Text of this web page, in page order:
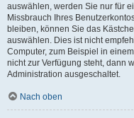
auswählen, werden Sie nur für
Missbrauch Ihres
bleiben, können Sie das
auswählen. Dies ist nicht
Computer, zum Beispiel in
nicht zur Verfügung steht, dann
Administration ausgeschaltet.
Nach oben